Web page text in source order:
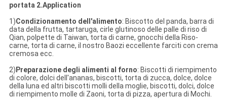
portata 2.Application
1)Condizionamento dell'alimento: Biscotto del panda, barra di
data della frutta, tartaruga, cirle glutinoso delle palle di riso di
Qian, polpette di Taiwan, torta di carne, gnocchi della Riso-
carne, torta di carne, il nostro Baozi eccellente farciti con crema
cremosa ecc.
2) Preparazione degli alimenti al forno: Biscotti di riempimento
di colore, dolci dell'ananas, biscotti, torta di zucca, dolce, dolce
della luna ed altri biscotti molli della moglie, biscotti, dolci, dolce
di riempimento molle di Zaoni, torta di pizza, apertura di Mochi.